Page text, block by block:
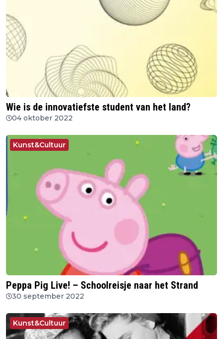
Wie is de innovatiefste student van het land?
04 oktober 2022
Kunst&Cultuur
Peppa Pig Live! – Schoolreisje naar het Strand
30 september 2022
Kunst&Cultuur